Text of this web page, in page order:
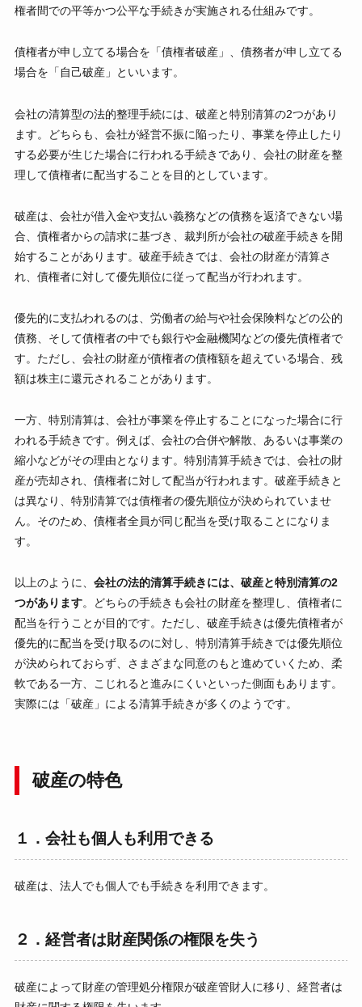
権者間での平等かつ公平な手続きが実施される仕組みです。
債権者が申し立てる場合を「債権者破産」、債務者が申し立てる
場合を「自己破産」といいます。
会社の清算型の法的整理手続には、破産と特別清算の2つがあり
ます。どちらも、会社が経営不振に陥ったり、事業を停止したり
する必要が生じた場合に行われる手続きであり、会社の財産を整
理して債権者に配当することを目的としています。
破産は、会社が借入金や支払い義務などの債務を返済できない場
合、債権者からの請求に基づき、裁判所が会社の破産手続きを開
始することがあります。破産手続きでは、会社の財産が清算さ
れ、債権者に対して優先順位に従って配当が行われます。
優先的に支払われるのは、労働者の給与や社会保険料などの公的
債務、そして債権者の中でも銀行や金融機関などの優先債権者で
す。ただし、会社の財産が債権者の債権額を超えている場合、残
額は株主に還元されることがあります。
一方、特別清算は、会社が事業を停止することになった場合に行
われる手続きです。例えば、会社の合併や解散、あるいは事業の
縮小などがその理由となります。特別清算手続きでは、会社の財
産が売却され、債権者に対して配当が行われます。破産手続きと
は異なり、特別清算では債権者の優先順位が決められていませ
ん。そのため、債権者全員が同じ配当を受け取ることになりま
す。
以上のように、 会社の法的清算手続きには、破産と特別清算の2
つがあります。どちらの手続きも会社の財産を整理し、債権者に
配当を行うことが目的です。ただし、破産手続きは優先債権者が
優先的に配当を受け取るのに対し、特別清算手続きでは優先順位
が決められておらず、さまざまな同意のもと進めていくため、柔
軟である一方、こじれると進みにくいといった側面もあります。
実際には「破産」による清算手続きが多くのようです。
破産の特色
１．会社も個人も利用できる
破産は、法人でも個人でも手続きを利用できます。
２．経営者は財産関係の権限を失う
破産によって財産の管理処分権限が破産管財人に移り、経営者は